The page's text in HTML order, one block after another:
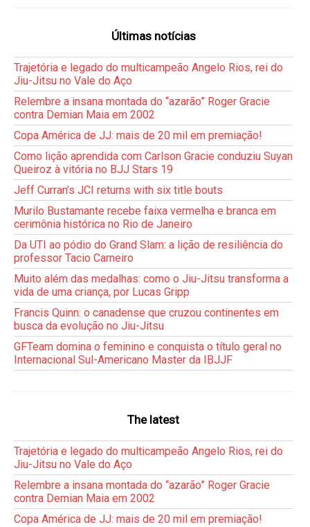
Últimas notícias
Trajetória e legado do multicampeão Angelo Rios, rei do
Jiu-Jitsu no Vale do Aço
Relembre a insana montada do “azarão” Roger Gracie
contra Demian Maia em 2002
Copa América de JJ: mais de 20 mil em premiação!
Como lição aprendida com Carlson Gracie conduziu Suyan
Queiroz à vitória no BJJ Stars 19
Jeff Curran’s JCI returns with six title bouts
Murilo Bustamante recebe faixa vermelha e branca em
cerimônia histórica no Rio de Janeiro
Da UTI ao pódio do Grand Slam: a lição de resiliência do
professor Tacio Carneiro
Muito além das medalhas: como o Jiu-Jitsu transforma a
vida de uma criança, por Lucas Gripp
Francis Quinn: o canadense que cruzou continentes em
busca da evolução no Jiu-Jitsu
GFTeam domina o feminino e conquista o título geral no
Internacional Sul-Americano Master da IBJJF
The latest
Trajetória e legado do multicampeão Angelo Rios, rei do
Jiu-Jitsu no Vale do Aço
Relembre a insana montada do “azarão” Roger Gracie
contra Demian Maia em 2002
Copa América de JJ: mais de 20 mil em premiação!